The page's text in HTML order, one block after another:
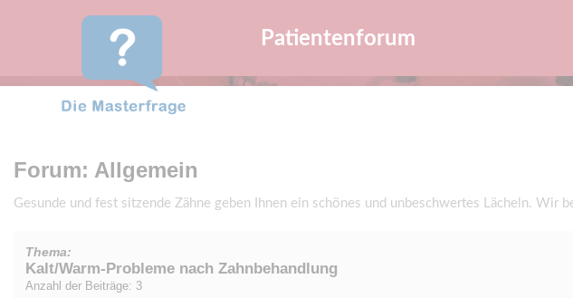
Patientenforum
Forum: Allgemein
Gesunde und fest sitzende Zähne geben Ihnen ein schönes und unbeschwertes Lächeln. Wir
Thema:
Kalt/Warm-Probleme nach Zahnbehandlung
Anzahl der Beiträge: 3